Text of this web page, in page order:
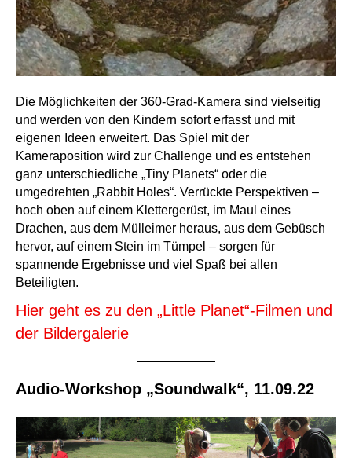
Die Möglichkeiten der 360-Grad-Kamera sind vielseitig
und werden von den Kindern sofort erfasst und mit
eigenen Ideen erweitert. Das Spiel mit der
Kameraposition wird zur Challenge und es entstehen
ganz unterschiedliche „Tiny Planets“ oder die
umgedrehten „Rabbit Holes“. Verrückte Perspektiven –
hoch oben auf einem Klettergerüst, im Maul eines
Drachen, aus dem Mülleimer heraus, aus dem Gebüsch
hervor, auf einem Stein im Tümpel – sorgen für
spannende Ergebnisse und viel Spaß bei allen
Beteiligten.
Hier geht es zu den „Little Planet“-Filmen und
der Bildergalerie
Audio-Workshop „Soundwalk“, 11.09.22